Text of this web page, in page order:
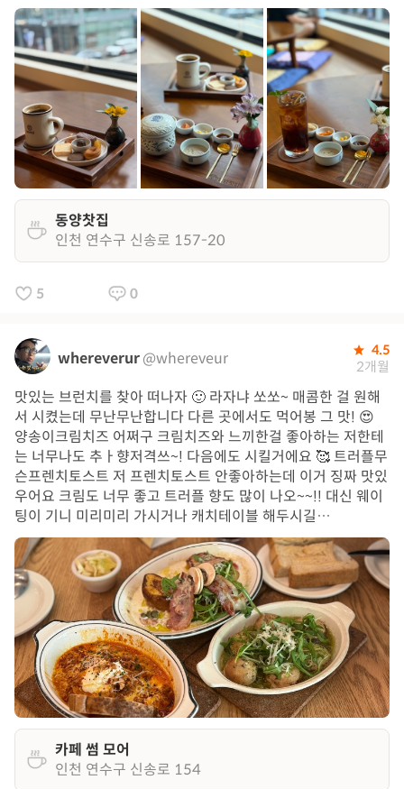
동양찻집
인천 연수구 신송로 157-20
5 0
whereverur@whereveur 4.5
2개월
맛있는 브런치를 찾아 떠나자 🙂 라자냐 쏘쏘~ 매콤한 걸 원해
서 시켰는데 무난무난합니다 다른 곳에서도 먹어봉 그 맛! 😍
양송이크림치즈 어쩌구 크림치즈와 느끼한걸 좋아하는 저한테
는 너무나도 추ㅏ향저격쓰~! 다음에도 시킬거에요 🥰 트러플무
슨프렌치토스트 저 프렌치토스트 안좋아하는데 이거 징짜 맛있
우어요 크림도 너무 좋고 트러플 향도 많이 나오~~!! 대신 웨이
팅이 기니 미리미리 가시거나 캐치테이블 해두시길…
카페 썸 모어
인천 연수구 신송로 154